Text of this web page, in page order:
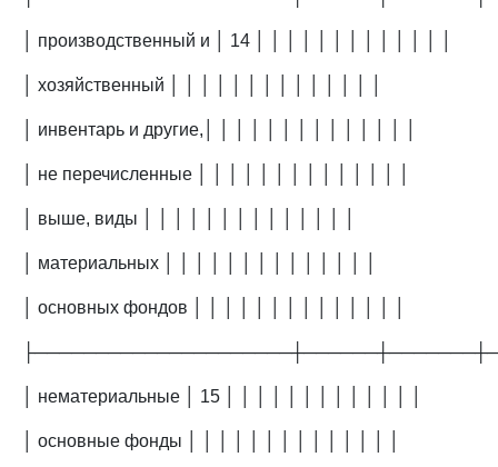
│ производственный и │ 14 │ │ │ │ │ │ │ │ │ │ │ │ │
│ хозяйственный │ │ │ │ │ │ │ │ │ │ │ │ │ │
│ инвентарь и другие,│ │ │ │ │ │ │ │ │ │ │ │ │ │
│ не перечисленные │ │ │ │ │ │ │ │ │ │ │ │ │ │
│ выше, виды │ │ │ │ │ │ │ │ │ │ │ │ │ │
│ материальных │ │ │ │ │ │ │ │ │ │ │ │ │ │
│ основных фондов │ │ │ │ │ │ │ │ │ │ │ │ │ │
│ нематериальные │ 15 │ │ │ │ │ │ │ │ │ │ │ │ │
│ основные фонды │ │ │ │ │ │ │ │ │ │ │ │ │ │